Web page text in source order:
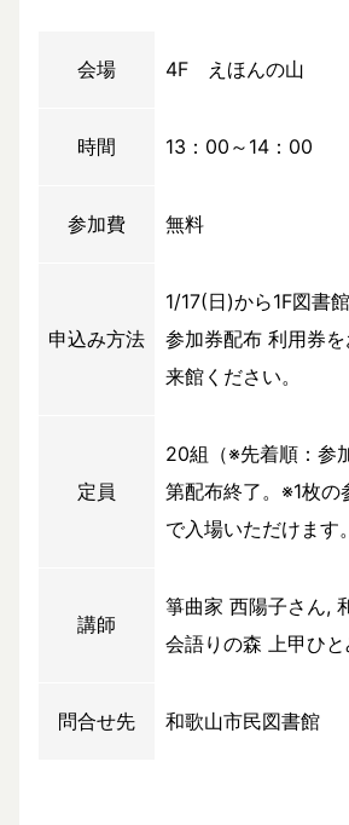
会場 4F えほんの山
時間 13：00～14：00
参加費 無料
申込み方法
1/17(日)から1F図書
参加券配布 利用券
来館ください。
定員
20組（※先着順：参
第配布終了。※1枚の
で入場いただけます
講師
箏曲家 西陽子さん,
会語りの森 上甲ひ
問合せ先 和歌山市民図書館